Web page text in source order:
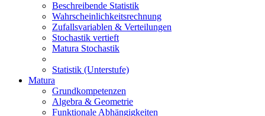
Beschreibende Statistik
Wahrscheinlichkeitsrechnung
Zufallsvariablen & Verteilungen
Stochastik vertieft
Matura Stochastik
Statistik (Unterstufe)
Matura
Grundkompetenzen
Algebra & Geometrie
Funktionale Abhängigkeiten